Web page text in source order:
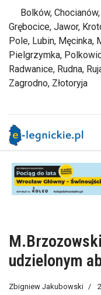
Bolków, Chocianów,
Grębocice, Jawor,
Pole, Lubin, Męcinka,
Pielgrzymka,
Radwanice, Rudna,
Zagrodno, Złotoryja
udzielonym
Zbigniew Jakubowski